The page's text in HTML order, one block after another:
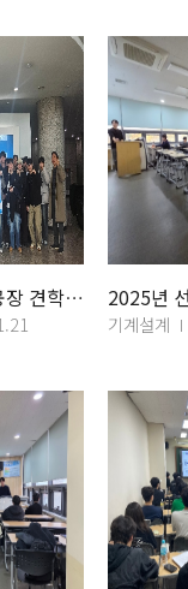
현대자동차 전주공장 견학 (2025.11.21.)
기계설계